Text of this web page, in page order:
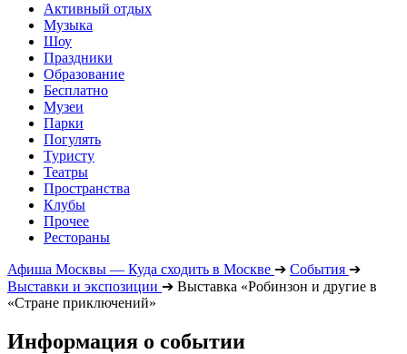
Активный отдых
Музыка
Шоу
Праздники
Образование
Бесплатно
Музеи
Парки
Погулять
Туристу
Театры
Пространства
Клубы
Прочее
Рестораны
Афиша Москвы — Куда сходить в Москве ➔ События ➔
Выставки и экспозиции ➔ Выставка «Робинзон и другие в
«Стране приключений»
Информация о событии